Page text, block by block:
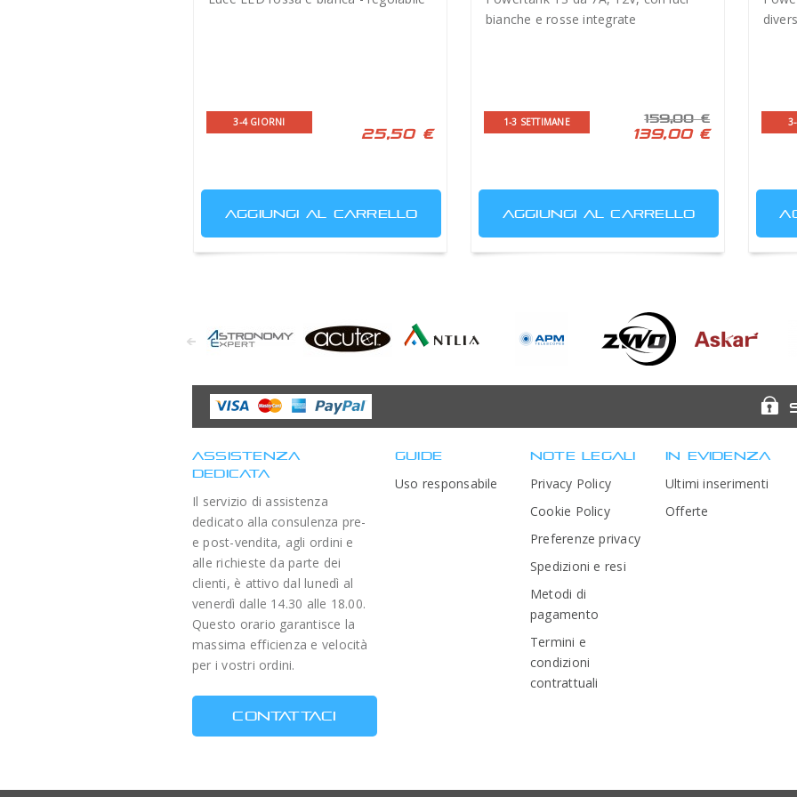
3-4 GIORNI
25,50 €
AGGIUNGI AL CARRELLO
bianche e rosse integrate
1-3 SETTIMANE 159,00 €
139,00 €
AGGIUNGI AL CARRELLO
Expert
ASSISTENZA
DEDICATA
Il servizio di assistenza
dedicato alla consulenza pre-
e post-vendita, agli ordini e
alle richieste da parte dei
clienti, è attivo dal lunedì al
venerdì dalle 14.30 alle 18.00.
Questo orario garantisce la
massima efficienza e velocità
per i vostri ordini.
CONTATTACI
GUIDE
Uso responsabile
NOTE LEGALI
Privacy Policy
Cookie Policy
Preferenze privacy
Spedizioni e resi
Metodi di
pagamento
Termini e
condizioni
contrattuali
IN EVIDENZA
Ultimi inserimenti
Offerte